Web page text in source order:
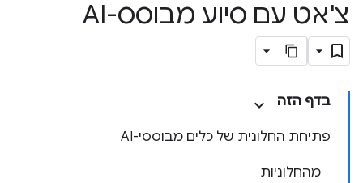
צ'אט עם סיוע מבוסס-AI
בדף הזה
פתיחת החלונית של כלים מבוססי-AI
מהחלוניות